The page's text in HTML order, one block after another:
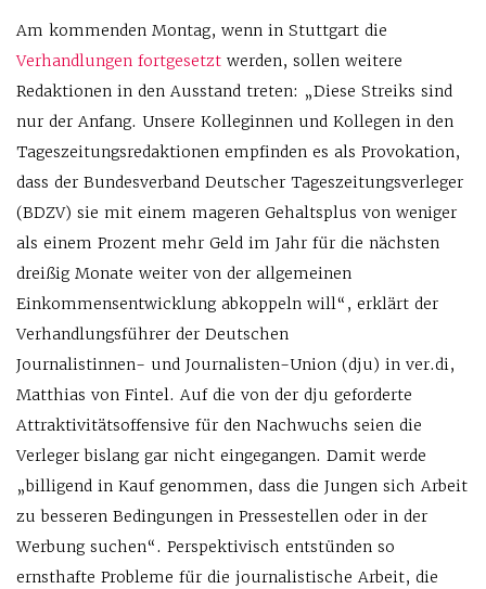
Am kommenden Montag, wenn in Stuttgart die
Verhandlungen fortgesetzt werden, sollen weitere
Redaktionen in den Ausstand treten: „Diese Streiks sind
nur der Anfang. Unsere Kolleginnen und Kollegen in den
Tageszeitungsredaktionen empfinden es als Provokation,
dass der Bundesverband Deutscher Tageszeitungsverleger
(BDZV) sie mit einem mageren Gehaltsplus von weniger
als einem Prozent mehr Geld im Jahr für die nächsten
dreißig Monate weiter von der allgemeinen
Einkommensentwicklung abkoppeln will“, erklärt der
Verhandlungsführer der Deutschen
Journalistinnen- und Journalisten-Union (dju) in ver.di,
Matthias von Fintel. Auf die von der dju geforderte
Attraktivitätsoffensive für den Nachwuchs seien die
Verleger bislang gar nicht eingegangen. Damit werde
„billigend in Kauf genommen, dass die Jungen sich Arbeit
zu besseren Bedingungen in Pressestellen oder in der
Werbung suchen“. Perspektivisch entstünden so
ernsthafte Probleme für die journalistische Arbeit, die